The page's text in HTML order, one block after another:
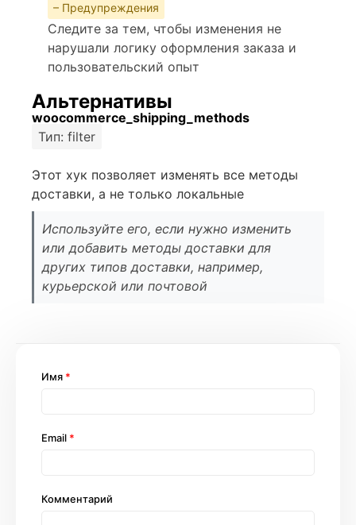
– Предупреждения
Следите за тем, чтобы изменения не
нарушали логику оформления заказа и
пользовательский опыт
Альтернативы
woocommerce_shipping_methods
Тип: filter
Этот хук позволяет изменять все методы
доставки, а не только локальные
Используйте его, если нужно изменить
или добавить методы доставки для
других типов доставки, например,
курьерской или почтовой
Комментарий
Имя *
Email *